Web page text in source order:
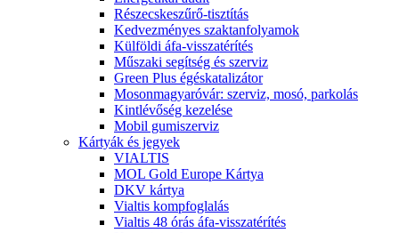
Részecskeszűrő-tisztítás
Kedvezményes szaktanfolyamok
Külföldi áfa-visszatérítés
Műszaki segítség és szerviz
Green Plus égéskatalizátor
Mosonmagyaróvár: szerviz, mosó, parkolás
Kintlévőség kezelése
Mobil gumiszerviz
Kártyák és jegyek
VIALTIS
MOL Gold Europe Kártya
DKV kártya
Vialtis kompfoglalás
Vialtis 48 órás áfa-visszatérítés